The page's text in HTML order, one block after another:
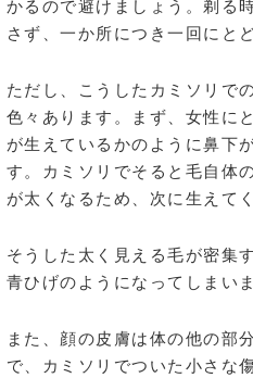
かるので避けましょう。剃る
さず、一か所につき一回にと
ただし、こうしたカミソリで
色々あります。まず、女性に
が生えているかのように鼻下
す。カミソリでそると毛自体
が太くなるため、次に生えて
そうした太く見える毛が密集
青ひげのようになってしまいま
また、顔の皮膚は体の他の部
で、カミソリでついた小さな